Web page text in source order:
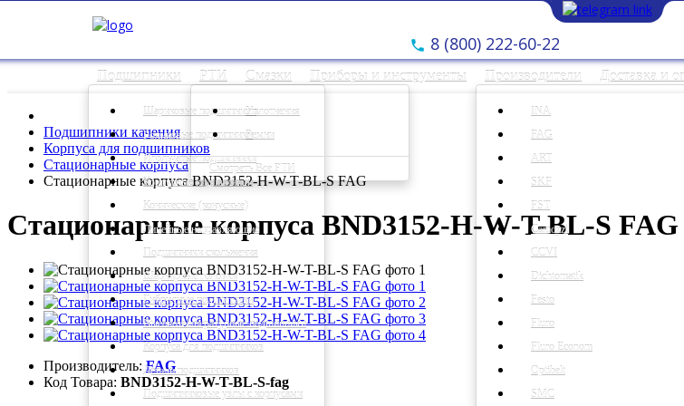
8 (800) 222-60-22
Подшипники
Шариковые подшипники
Роликовые подшипники
Игольчатые подшипники
Корпусные подшипники
Конические (конусные)
Линейные направляющие
Подшипники скольжения
Шарнирные головки
Гибридные подшипники
Высокотемпературные подшипники
Корпуса для подшипников
Детали подшипников
Подшипниковые узлы с корпусами
РТИ
Уплотнения
Ремни
Смотреть Все РТИ
Смазки Приборы и инструменты Производители
INA
FAG
ART
SKF
FST
Camozzi
CCVI
Dichtomatik
Festo
Fluro
Fluro Econom
Optibelt
SMC
Доставка и
Подшипники качения
Корпуса для подшипников
Стационарные корпуса
Стационарные корпуса BND3152-H-W-T-BL-S FAG
Стационарные корпуса BND3152-H-W-T-BL-S FAG
Производитель:FAG
Код Товара: BND3152-H-W-T-BL-S-fag